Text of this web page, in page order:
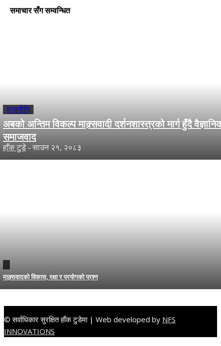
समाचार सँग सम्वन्धित
राजनीति
अबको अन्तिम विकल्प माक्र्सवादी दर्शनशास्त्रको मार्ग हुँदै
समाजवाद
हाँक टुडे - साउन २१, २०८३
माक्र्सवादको विकास, रक्षा र प्रयोगको प्रश्न
© सर्वाधिकार सुरक्षित हाँक टुडेमा | Web developed by NFS
INNOVATIONS